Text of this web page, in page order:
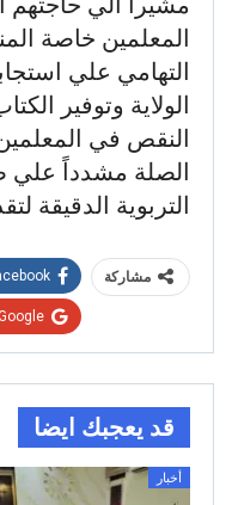
المعلمين خاصة
التهامي علي
الولاية وتوفير
النقص في
الصلة مشدداً علي
التربوية الدقيقة
مشاركة
قد يعجبك ايضا
أخبار